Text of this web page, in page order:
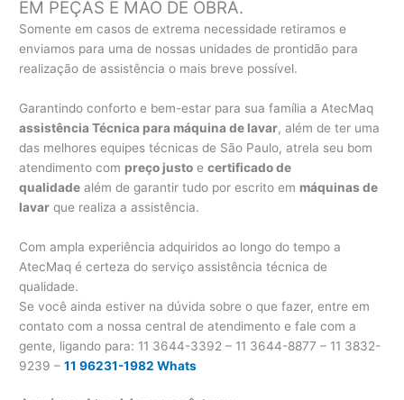
EM PEÇAS E MÃO DE OBRA.
Somente em casos de extrema necessidade retiramos e
enviamos para uma de nossas unidades de prontidão para
realização de assistência o mais breve possível.
Garantindo conforto e bem-estar para sua família a AtecMaq
assistência Técnica para máquina de lavar, além de ter uma
das melhores equipes técnicas de São Paulo, atrela seu bom
atendimento com preço justo ecertificado de
qualidade além de garantir tudo por escrito em máquinas de
lavar que realiza a assistência.
Com ampla experiência adquiridos ao longo do tempo a
AtecMaq é certeza do serviço assistência técnica de
qualidade.
Se você ainda estiver na dúvida sobre o que fazer, entre em
contato com a nossa central de atendimento e fale com a
gente, ligando para: 11 3644-3392 – 11 3644-8877 – 11 3832-
9239 –11 96231-1982 Whats